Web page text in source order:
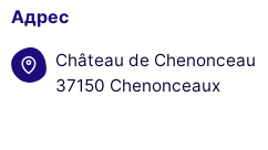
Адрес
Château de Chenonceau
37150 Chenonceaux